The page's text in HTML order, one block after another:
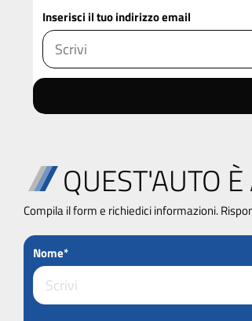
Inserisci il tuo indirizzo email
QUEST'AUTO
Compila il form e richiedici informazioni.
Nome*